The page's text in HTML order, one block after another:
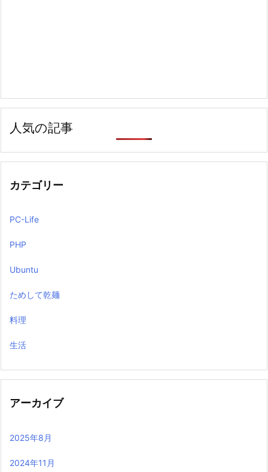
人気の記事
カテゴリー
PC-Life
PHP
Ubuntu
ためして乾麺
料理
生活
アーカイブ
2025年8月
2024年11月